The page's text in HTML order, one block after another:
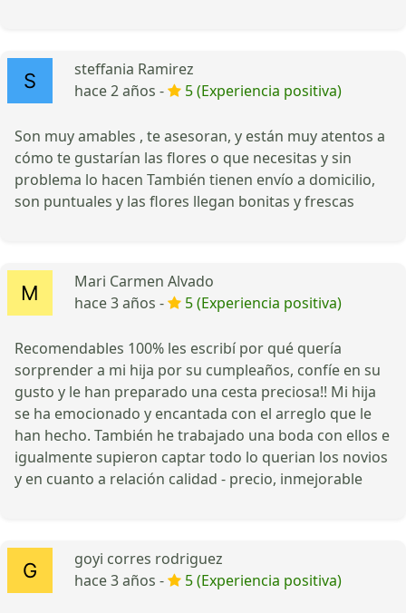
steffania Ramirez
hace 2 años -
5 (Experiencia positiva)
Son muy amables , te asesoran, y están muy atentos a
cómo te gustarían las flores o que necesitas y sin
problema lo hacen También tienen envío a domicilio,
son puntuales y las flores llegan bonitas y frescas
Mari Carmen Alvado
hace 3 años -
5 (Experiencia positiva)
Recomendables 100% les escribí por qué quería
sorprender a mi hija por su cumpleaños, confíe en su
gusto y le han preparado una cesta preciosa!! Mi hija
se ha emocionado y encantada con el arreglo que le
han hecho. También he trabajado una boda con ellos e
igualmente supieron captar todo lo querian los novios
y en cuanto a relación calidad - precio, inmejorable
goyi corres rodriguez
hace 3 años -
5 (Experiencia positiva)